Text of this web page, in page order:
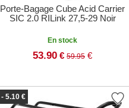
Porte-Bagage Cube Acid Carrier
SIC 2.0 RILink 27,5-29 Noir
En stock
53.90 € 59.95 €
- 5.10 €